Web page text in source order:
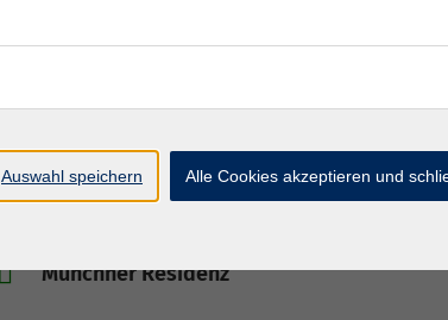
Krone und Gerstensaft: Highlights in der
Graggenau
Münchner Residenz
Auswahl speichern Alle Cookies akzeptieren und